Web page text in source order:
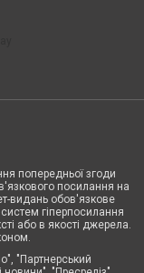
попередньої згоди
посилання на
видань обов'язкове
гіперпосилання
або в якості джерела.
"Партнерський